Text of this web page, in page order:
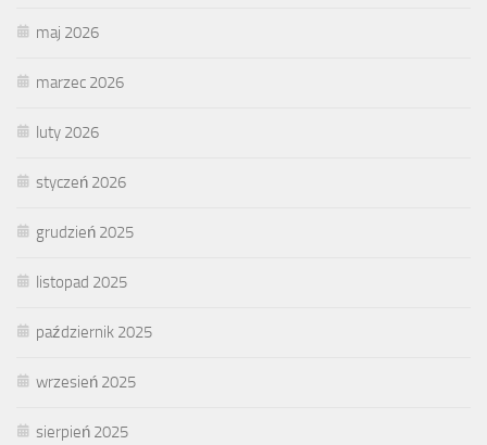
maj 2026
marzec 2026
luty 2026
styczeń 2026
grudzień 2025
listopad 2025
październik 2025
wrzesień 2025
sierpień 2025